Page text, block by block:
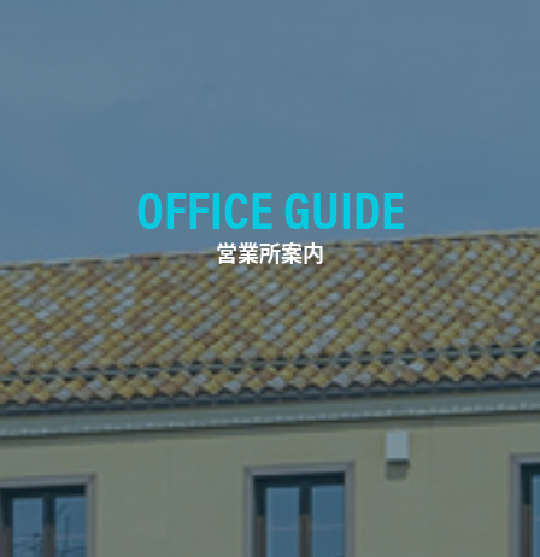
OFFICE GUIDE
営業所案内